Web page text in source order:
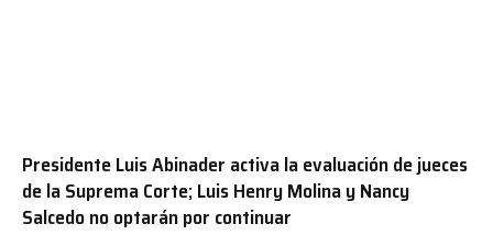
Presidente Luis Abinader activa la evaluación de jueces
de la Suprema Corte; Luis Henry Molina y Nancy
Salcedo no optarán por continuar